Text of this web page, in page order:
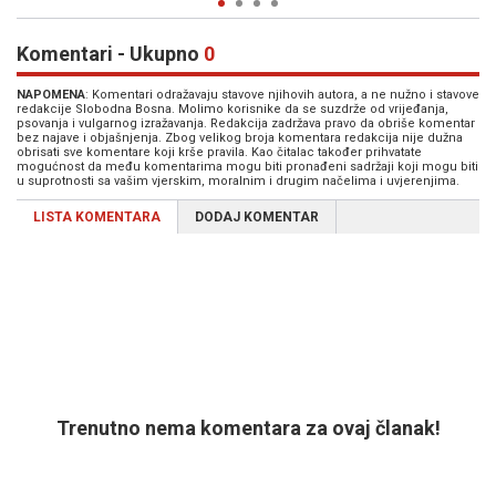
Komentari - Ukupno 0
NAPOMENA: Komentari odražavaju stavove njihovih autora, a ne nužno i stavove
redakcije Slobodna Bosna. Molimo korisnike da se suzdrže od vrijeđanja,
psovanja i vulgarnog izražavanja. Redakcija zadržava pravo da obriše komentar
bez najave i objašnjenja. Zbog velikog broja komentara redakcija nije dužna
obrisati sve komentare koji krše pravila. Kao čitalac također prihvatate
mogućnost da među komentarima mogu biti pronađeni sadržaji koji mogu biti
u suprotnosti sa vašim vjerskim, moralnim i drugim načelima i uvjerenjima.
LISTA KOMENTARA DODAJ KOMENTAR
Trenutno nema komentara za ovaj članak!